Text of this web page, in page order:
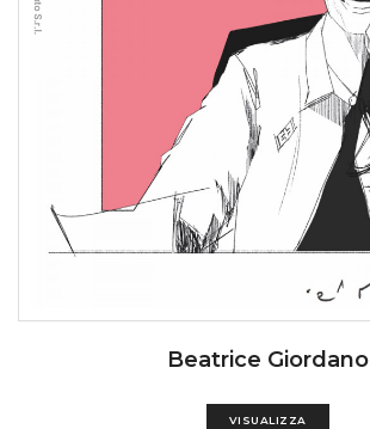
Beatrice Giordano
VISUALIZZA